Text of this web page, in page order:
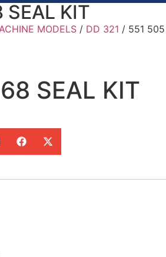
KIT
MODELS / DD 321 / 551 505
SEAL KIT